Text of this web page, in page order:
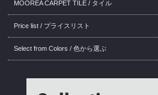
MOOREA CARPET TILE / タイル
Price list / プライスリスト
Select from Colors / 色から選ぶ